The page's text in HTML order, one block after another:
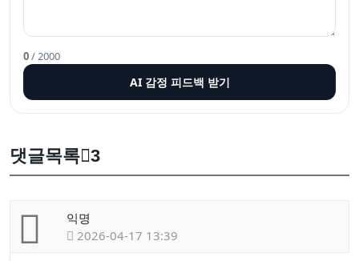
0/ 2000
AI 감정 피드백 받기
댓글목록 3
익명
2026-04-17 13:39